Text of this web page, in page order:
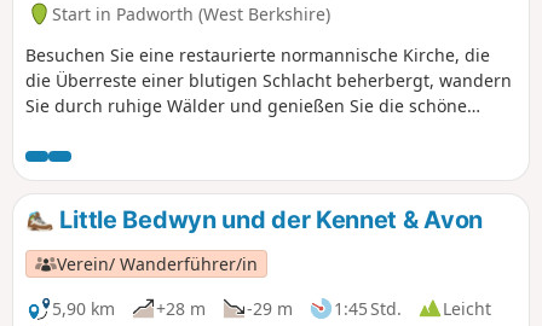
Start in Padworth (West Berkshire)
Besuchen Sie eine restaurierte normannische Kirche, die
die Überreste einer blutigen Schlacht beherbergt, wandern
Sie durch ruhige Wälder und genießen Sie die schöne
Little Bedwyn und der Kennet & Avon
Verein/ Wanderführer/in
5,90 km
+28 m -29 m 1:45 Std.
Leicht